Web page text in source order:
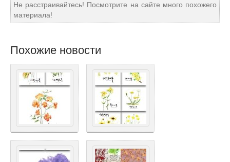
Не расстраивайтесь! Посмотрите на сайте много похожего
материала!
Похожие новости